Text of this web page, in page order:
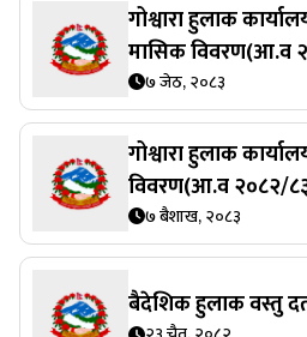
गोश्वारा हुलाक
मासिक विवरण(आ.व
७ जेठ, २०८३
गोश्वारा हुलाक
विवरण(आ.व २०८२/
७ बैशाख, २०८३
बैदेशिक हुलाक वस्तु